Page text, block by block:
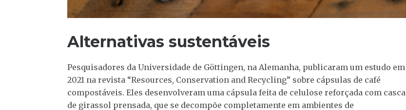
Alternativas sustentáveis
Pesquisadores da Universidade de Göttingen, na Alemanha, publicaram um estudo em
2021 na revista “Resources, Conservation and Recycling” sobre cápsulas de café
compostáveis. Eles desenvolveram uma cápsula feita de celulose reforçada com casca
de girassol prensada, que se decompõe completamente em ambientes de